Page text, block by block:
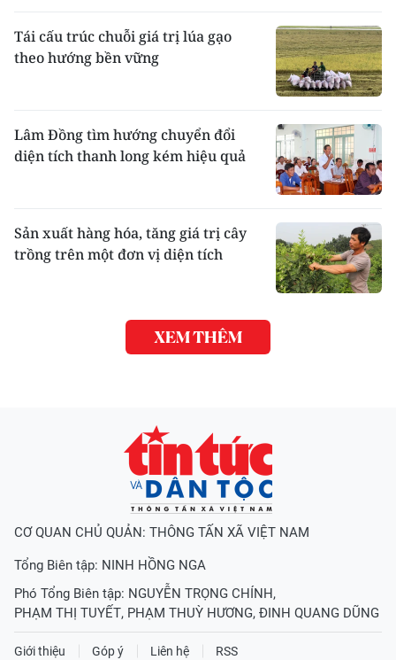
Tái cấu trúc chuỗi giá trị lúa gạo
theo hướng bền vững
Lâm Đồng tìm hướng chuyển đổi
diện tích thanh long kém hiệu quả
Sản xuất hàng hóa, tăng giá trị cây
trồng trên một đơn vị diện tích
XEM THÊM
CƠ QUAN CHỦ QUẢN: THÔNG TẤN XÃ VIỆT NAM
Tổng Biên tập: NINH HỒNG NGA
Phó Tổng Biên tập: NGUYỄN TRỌNG CHÍNH,
PHẠM THỊ TUYẾT, PHẠM THUỲ HƯƠNG, ĐINH QUANG DŨNG
Giới thiệu Góp ý Liên hệ RSS